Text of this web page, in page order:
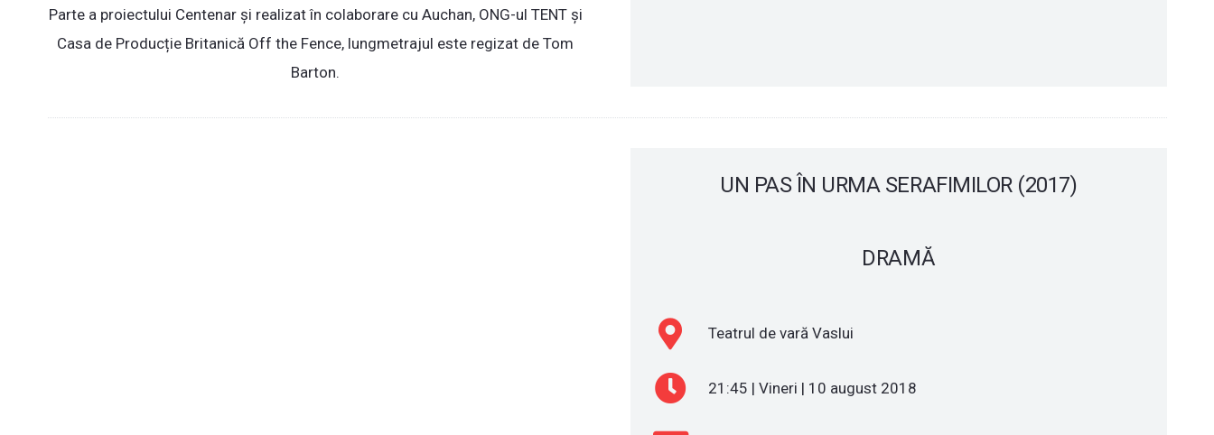
Parte a proiectului Centenar și realizat în colaborare cu Auchan, ONG-ul TENT și
Casa de Producție Britanică Off the Fence, lungmetrajul este regizat de Tom
Barton.
UN PAS ÎN URMA SERAFIMILOR (2017)
DRAMĂ
Teatrul de vară Vaslui
21:45 | Vineri | 10 august 2018